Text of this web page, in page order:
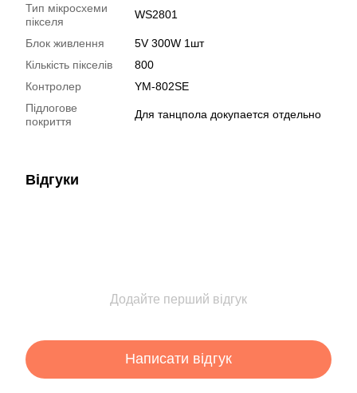
Тип мікросхеми
пікселя
WS2801
Блок живлення
5V 300W 1шт
Кількість пікселів
800
Контролер
YM-802SE
Підлогове
покриття
Для танцпола докупается отдельно
Відгуки
Додайте перший відгук
Написати відгук